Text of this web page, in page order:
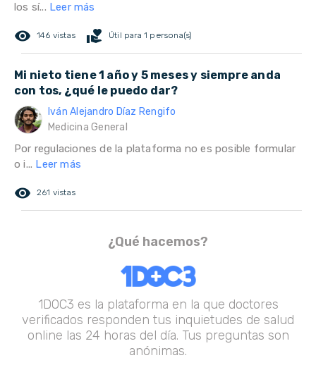
los sí... Leer más
remove_red_eye 146 vistas volunteer_activism Útil para 1 persona(s)
Mi nieto tiene 1 año y 5 meses y siempre anda
con tos, ¿qué le puedo dar?
Iván Alejandro Díaz Rengifo
Medicina General
Por regulaciones de la plataforma no es posible formular
o i... Leer más
remove_red_eye 261 vistas
¿Qué hacemos?
1DOC3 es la plataforma en la que doctores
verificados responden tus inquietudes de salud
online las 24 horas del día. Tus preguntas son
anónimas.